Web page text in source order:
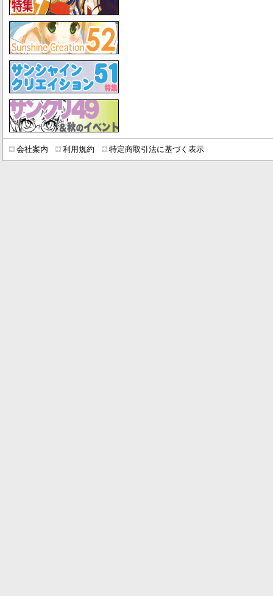
会社案内 利用規約 特定商取引法に基づく表示